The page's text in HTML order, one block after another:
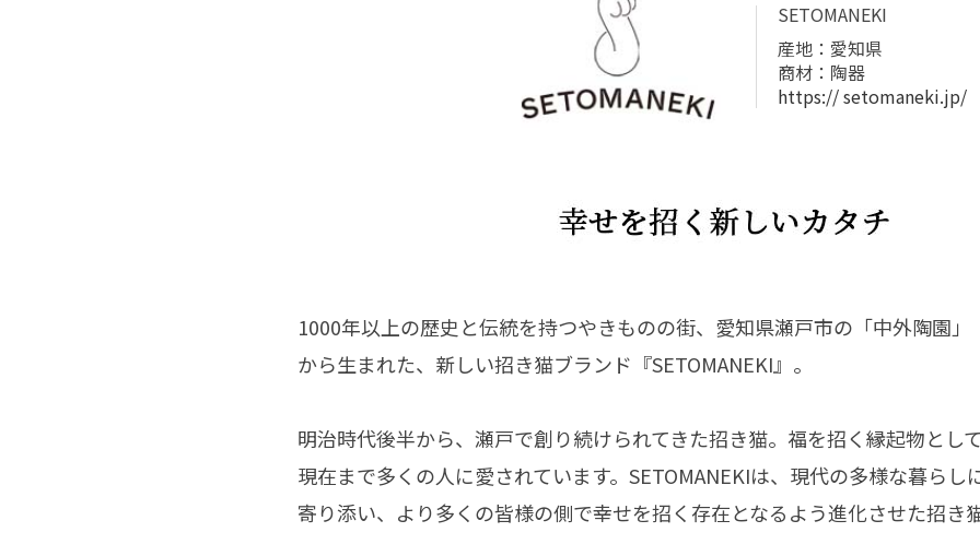
SETOMANEKI
産地：愛知県
商材：陶器
https://setomaneki.jp/
1000年以上の歴史と伝統を持つやきものの街、愛知県瀬戸市の「中外陶園」
から生まれた、新しい招き猫ブランド『SETOMANEKI』。
明治時代後半から、瀬戸で創り続けられてきた招き猫。福を招く縁起物として
現在まで多くの人に愛されています。SETOMANEKIは、現代の多様な暮らし
寄り添い、より多くの皆様の側で幸せを招く存在となるよう進化させた招き猫